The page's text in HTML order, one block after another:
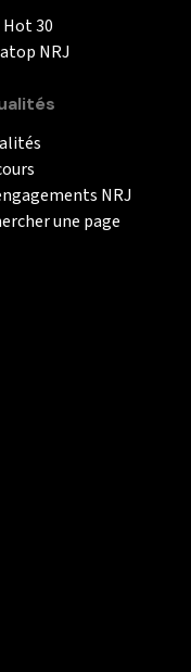
Hot 30
NRJ
NRJ
une page